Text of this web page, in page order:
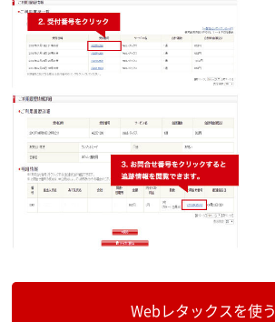
Webレタックスを使う